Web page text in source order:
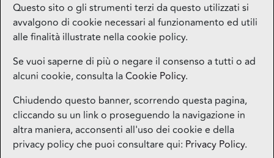
mappa
Questo sito o gli strumenti terzi da questo utilizzati si
avvalgono di cookie necessari al funzionamento ed utili
alle finalità illustrate nella cookie policy.
Se vuoi saperne di più o negare il consenso a tutti o ad
alcuni cookie, consulta laCookie Policy.
Chiudendo questo banner, scorrendo questa pagina,
cliccando su un link o proseguendo la navigazione in
altra maniera, acconsenti all'uso dei cookie e della
privacy policy che puoi consultare qui: Privacy Policy.
Contatti